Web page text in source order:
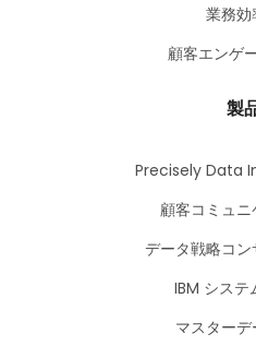
業務効
顧客エンゲ
製
Precisely Data
顧客コミュ
データ戦略コ
IBM システ
マスター